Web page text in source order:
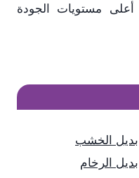
مستويات الجودة
بديل الخشب
بديل الرخام